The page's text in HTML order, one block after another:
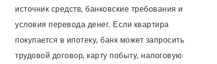
источник средств, банковские требования и
условия перевода денег. Если квартира
покупается в ипотеку, банк может запросить
трудовой договор, карту побыту, налоговую